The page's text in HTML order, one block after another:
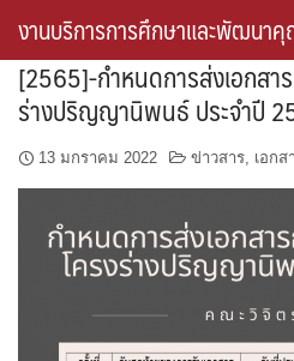
content
งานบริการการศึกษาและพัฒนา
[2565]-กำหนดการส่งเอกสา
ร่างปริญญานิพนธ์ ประจำปี
13 มกราคม 2022 ข่าวสาร, เอกส